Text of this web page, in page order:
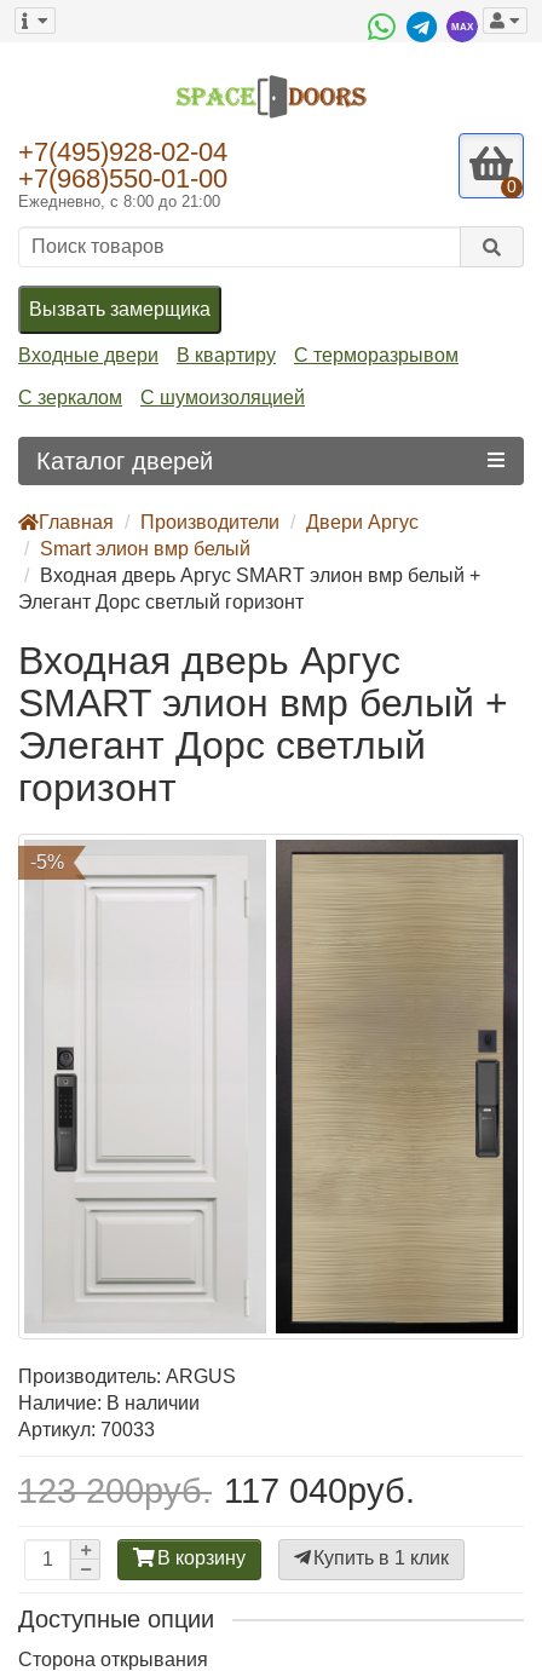
+7(495)928-02-04
+7(968)550-01-00
Ежедневно, с 8:00 до 21:00
0
Вызвать замерщика
Входные двери В квартиру С терморазрывом
С зеркалом С шумоизоляцией
Каталог дверей
Главная Производители
Двери Аргус
Smart элион вмр белый
Входная дверь Аргус SMART элион вмр белый +
Элегант Дорс светлый горизонт
Входная дверь Аргус
SMART элион вмр белый +
Элегант Дорс светлый
горизонт
-5%
Производитель: ARGUS
Наличие: В наличии
Артикул: 70033
123 200руб. 117 040руб.
В корзину Купить в 1 клик
Доступные опции
Сторона открывания